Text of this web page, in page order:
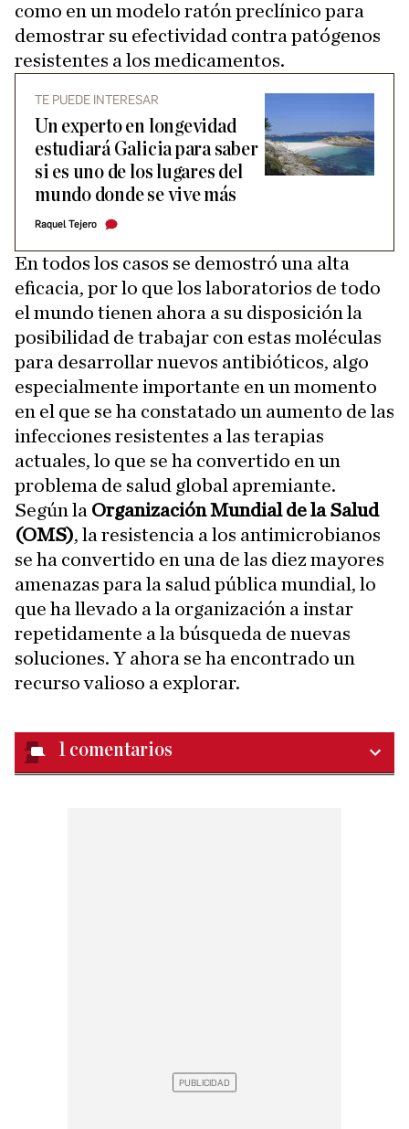
como en un modelo ratón preclínico para
demostrar su efectividad contra patógenos
resistentes a los medicamentos.
TE PUEDE INTERESAR
Un experto en longevidad
estudiará Galicia para saber
si es uno de los lugares del
mundo donde se vive más
Raquel Tejero
En todos los casos se demostró una alta
eficacia, por lo que los laboratorios de todo
el mundo tienen ahora a su disposición la
posibilidad de trabajar con estas moléculas
para desarrollar nuevos antibióticos, algo
especialmente importante en un momento
en el que se ha constatado un aumento de las
infecciones resistentes a las terapias
actuales, lo que se ha convertido en un
problema de salud global apremiante.
Según la Organización Mundial de la Salud
(OMS), la resistencia a los antimicrobianos
se ha convertido en una de las diez mayores
amenazas para la salud pública mundial, lo
que ha llevado a la organización a instar
repetidamente a la búsqueda de nuevas
soluciones. Y ahora se ha encontrado un
recurso valioso a explorar.
1 comentarios